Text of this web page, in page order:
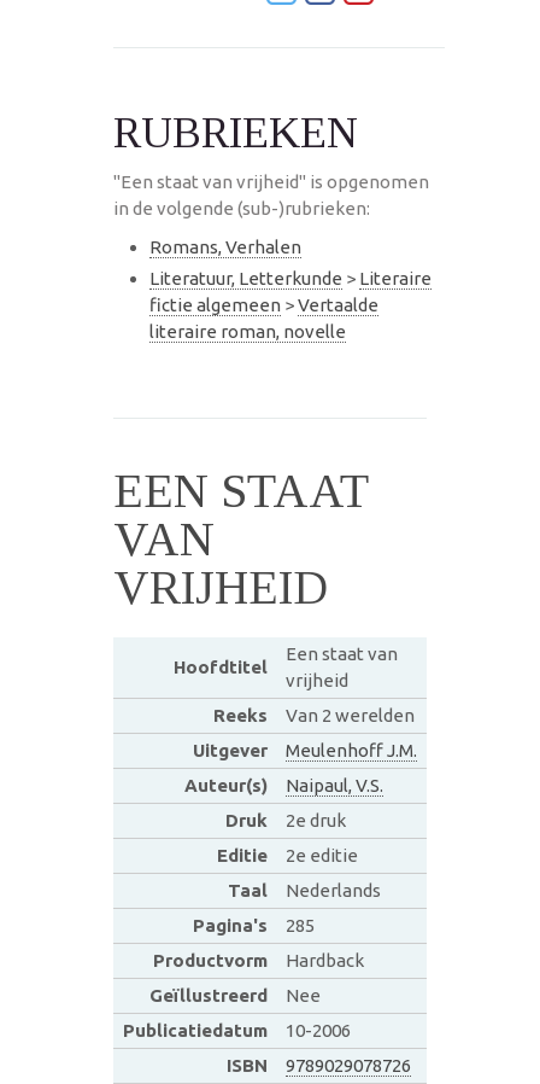
RUBRIEKEN
"Een staat van vrijheid" is opgenomen
in de volgende (sub-)rubrieken:
Romans, Verhalen
Literatuur, Letterkunde > Literaire
fictie algemeen >Vertaalde
literaire roman, novelle
EEN STAAT
VAN
VRIJHEID
Hoofdtitel
Een staat van
vrijheid
Reeks
Van 2 werelden
Uitgever
Meulenhoff J.M.
Auteur(s)
Naipaul, V.S.
Druk
2e druk
Editie
2e editie
Taal
Nederlands
Pagina's
285
Productvorm
Hardback
Geïllustreerd
Nee
Publicatiedatum
10-2006
ISBN
9789029078726